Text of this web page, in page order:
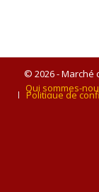
© 2026 - Marché
Qui sommes-
Politique de